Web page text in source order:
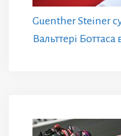
Guenther Steiner
Вальттері Боттаса